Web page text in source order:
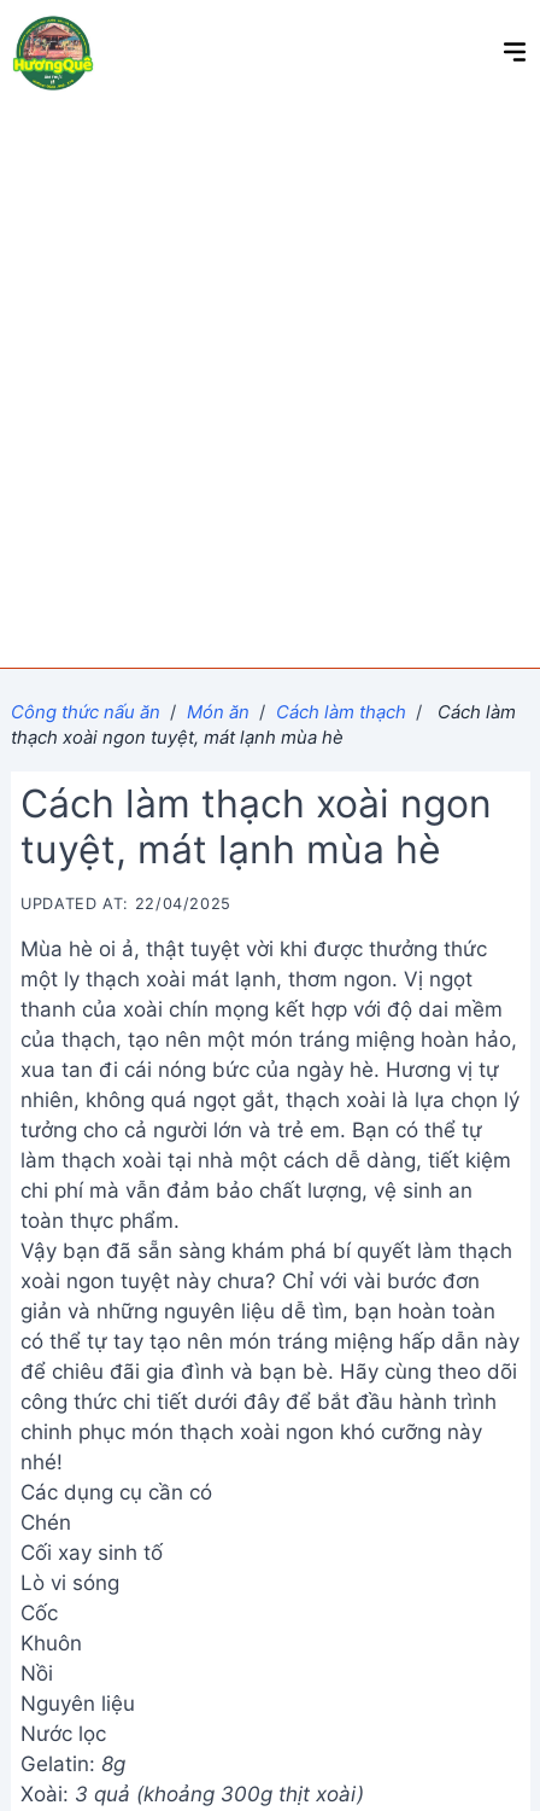
Công thức nấu ăn / Món ăn / Cách làm thạch /
Cách làm
thạch xoài ngon tuyệt, mát lạnh mùa hè
Cách làm thạch xoài ngon
tuyệt, mát lạnh mùa hè
UPDATED AT: 22/04/2025
Mùa hè oi ả, thật tuyệt vời khi được thưởng thức
một ly thạch xoài mát lạnh, thơm ngon. Vị ngọt
thanh của xoài chín mọng kết hợp với độ dai mềm
của thạch, tạo nên một món tráng miệng hoàn hảo,
xua tan đi cái nóng bức của ngày hè. Hương vị tự
nhiên, không quá ngọt gắt, thạch xoài là lựa chọn lý
tưởng cho cả người lớn và trẻ em. Bạn có thể tự
làm thạch xoài tại nhà một cách dễ dàng, tiết kiệm
chi phí mà vẫn đảm bảo chất lượng, vệ sinh an
toàn thực phẩm.
Vậy bạn đã sẵn sàng khám phá bí quyết làm thạch
xoài ngon tuyệt này chưa? Chỉ với vài bước đơn
giản và những nguyên liệu dễ tìm, bạn hoàn toàn
có thể tự tay tạo nên món tráng miệng hấp dẫn này
để chiêu đãi gia đình và bạn bè. Hãy cùng theo dõi
công thức chi tiết dưới đây để bắt đầu hành trình
chinh phục món thạch xoài ngon khó cưỡng này
nhé!
Các dụng cụ cần có
Chén
Cối xay sinh tố
Lò vi sóng
Cốc
Khuôn
Nồi
Nguyên liệu
Nước lọc
Gelatin: 8g
Xoài: 3 quả (khoảng 300g thịt xoài)